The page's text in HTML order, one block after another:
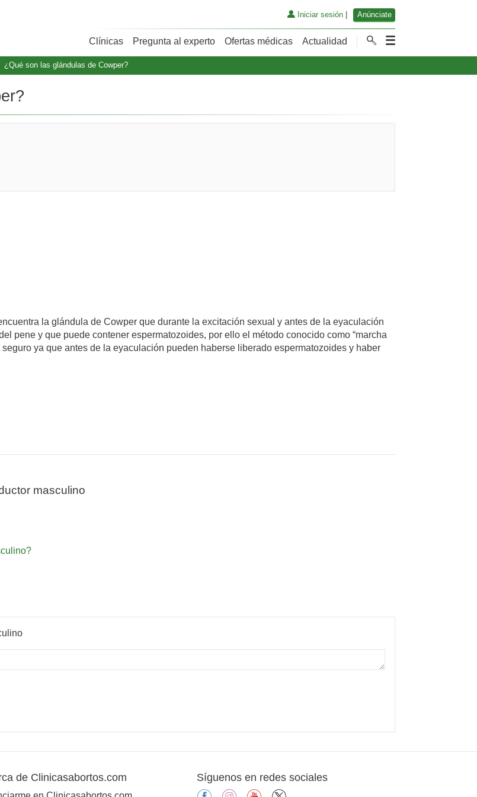
Iniciar sesión| Anúnciate
Clínicas Pregunta al experto Ofertas médicas Actualidad
¿Qué son las glándulas de Cowper?
la glándula de Cowper que durante la excitación sexual y antes de la eyaculación
pene y que puede contener espermatozoides, por ello el método conocido como “marcha
ya que antes de la eyaculación pueden haberse liberado espermatozoides y haber
masculino
de Clinicasabortos.com Síguenos en redes sociales